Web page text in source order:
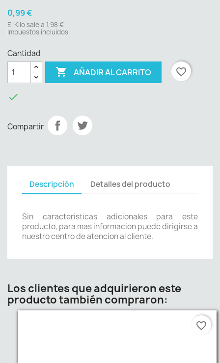
0,99 €
El Kilo sale a 1,98 €
Impuestos incluidos
Cantidad
 AÑADIR AL CARRITO favorite_border

Compartir
Descripción Detalles del producto
Sin caracteristicas adicionales para este
producto, para mas informacion puede dirigirse a
nuestro centro de atencion al cliente.
Los clientes que adquirieron este
producto también compraron:
favorite_border